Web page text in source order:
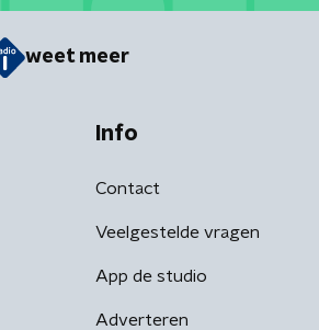
weet meer
Info
Contact
Veelgestelde vragen
App de studio
Adverteren